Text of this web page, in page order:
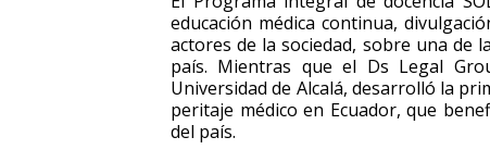
educación médica continua,
actores de la sociedad, sobre una de
país. Mientras que el Ds Legal
Universidad de Alcalá, desarrolló la
peritaje médico en Ecuador, que
del país.